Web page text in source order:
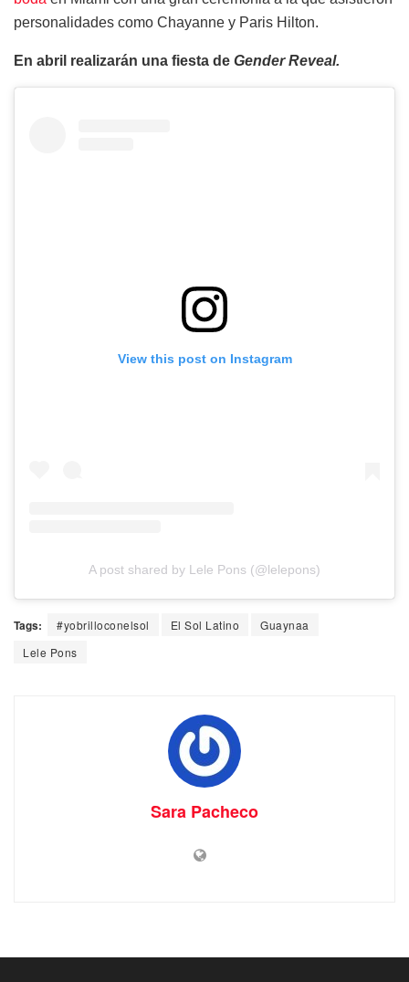
personalidades como Chayanne y Paris Hilton.
En abril realizarán una fiesta de Gender Reveal.
View this post on Instagram
A post shared by Lele Pons (@lelepons)
Tags: #yobrilloconelsol El Sol Latino
Guaynaa
Lele Pons
Sara Pacheco